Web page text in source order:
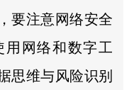
要注意网络安全
用网络和数字工
思维与风险识别